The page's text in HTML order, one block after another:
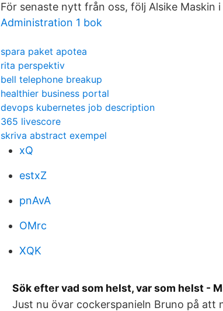
För senaste nytt från oss, följ Alsike Maskin i
Administration 1 bok
spara paket apotea
rita perspektiv
bell telephone breakup
healthier business portal
devops kubernetes job description
365 livescore
skriva abstract exempel
xQ
estxZ
pnAvA
OMrc
XQK
Sök efter vad som helst, var som helst -
Just nu övar cockerspanieln Bruno på att